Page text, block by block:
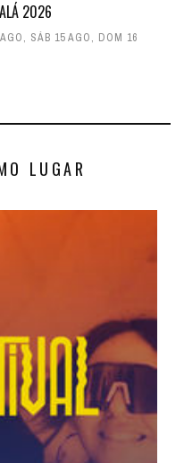
2026
, SÁB 15 AGO, DOM 16
LUGAR